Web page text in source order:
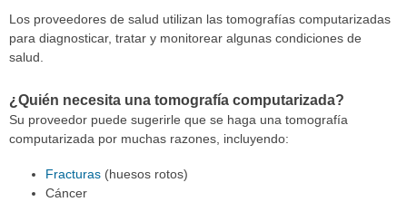
Los proveedores de salud utilizan las tomografías computarizadas
para diagnosticar, tratar y monitorear algunas condiciones de
salud.
¿Quién necesita una tomografía computarizada?
Su proveedor puede sugerirle que se haga una tomografía
computarizada por muchas razones, incluyendo:
Fracturas(huesos rotos)
Cáncer